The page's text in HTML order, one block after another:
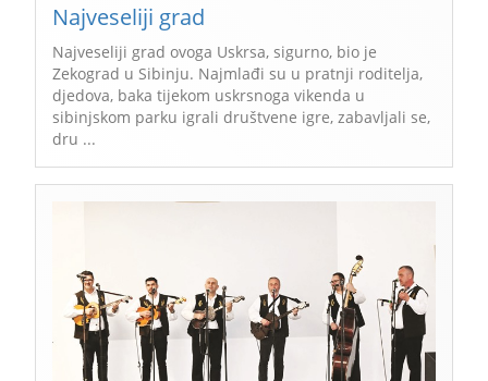
Najveseliji grad
Najveseliji grad ovoga Uskrsa, sigurno, bio je
Zekograd u Sibinju. Najmlađi su u pratnji roditelja,
djedova, baka tijekom uskrsnoga vikenda u
sibinjskom parku igrali društvene igre, zabavljali se,
dru ...